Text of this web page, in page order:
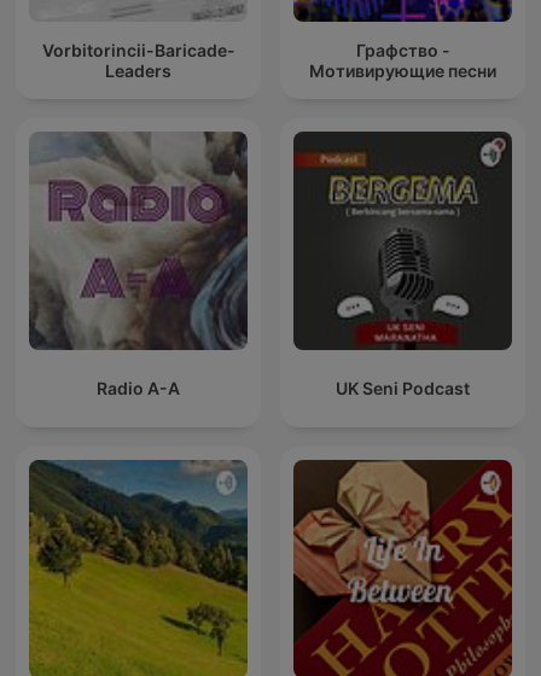
Vorbitorincii-Baricade-
Leaders
Графство -
Мотивирующие песни
Radio A-A UK Seni Podcast